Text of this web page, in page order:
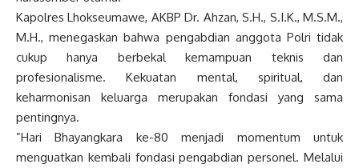
​Kapolres Lhokseumawe, AKBP Dr. Ahzan, S.H., S.I.K., M.S.M.,
M.H., menegaskan bahwa pengabdian anggota Polri tidak
cukup hanya berbekal kemampuan teknis dan
profesionalisme. Kekuatan mental, spiritual, dan
keharmonisan keluarga merupakan fondasi yang sama
pentingnya.
​”Hari Bhayangkara ke-80 menjadi momentum untuk
menguatkan kembali fondasi pengabdian personel. Melalui